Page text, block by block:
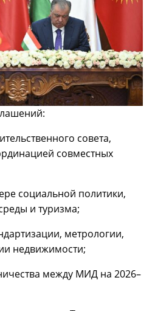
совета,
совместных
социальной политики,
и туризма;
метрологии,
недвижимости;
между МИД на 2026–